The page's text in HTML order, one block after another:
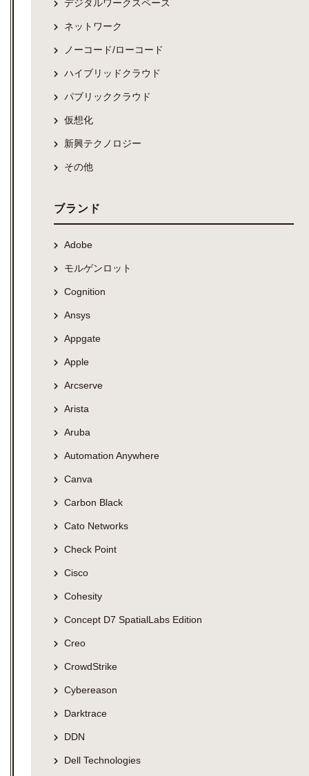
デジタルワークスペース
ネットワーク
ノーコード/ローコード
ハイブリッドクラウド
パブリッククラウド
仮想化
新興テクノロジー
その他
ブランド
Adobe
モルゲンロット
Cognition
Ansys
Appgate
Apple
Arcserve
Arista
Aruba
Automation Anywhere
Canva
Carbon Black
Cato Networks
Check Point
Cisco
Cohesity
Concept D7 SpatialLabs Edition
Creo
CrowdStrike
Cybereason
Darktrace
DDN
Dell Technologies